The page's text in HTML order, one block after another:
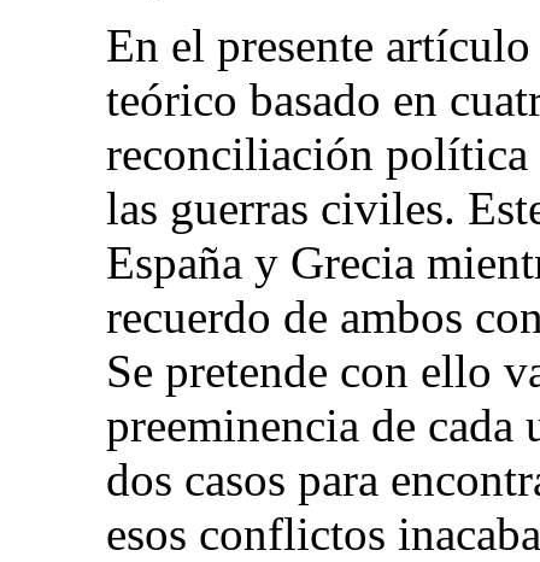
En el presente
teórico basado en
reconciliación política
las guerras civiles.
España y Grecia
recuerdo de ambos
Se pretende con ello
preeminencia de cada
dos casos para
esos conflictos